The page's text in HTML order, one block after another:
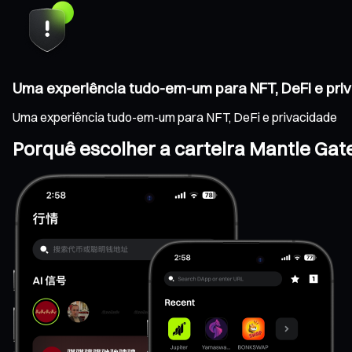
Uma experiência tudo-em-um para NFT, DeFi e
Uma experiência tudo-em-um para NFT, DeFi e privacidade
Porquê escolher a carteira Mantle